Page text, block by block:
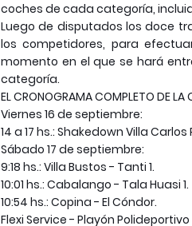
coches de cada categoría,
Luego de disputados los doce
los competidores, para
momento en el que se hará
categoría.
EL CRONOGRAMA COMPLETO DE LA
Viernes 16 de septiembre:
14 a 17 hs.: Shakedown Villa
Sábado 17 de septiembre:
9:18 hs.: Villa Bustos - Tanti 1.
10:01 hs.: Cabalango - Tala Huasi 1.
10:54 hs.: Copina - El Cóndor.
Flexi Service - Playón